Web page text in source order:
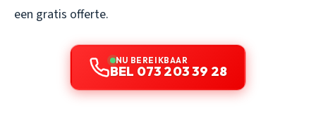
een gratis offerte.
NU BEREIKBAAR
BEL 073 203 39 28